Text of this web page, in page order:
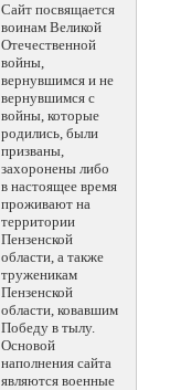
Сайт посвящается
воинам Великой
Отечественной
войны,
вернувшимся и не
вернувшимся с
войны, которые
родились, были
призваны,
захоронены либо
в настоящее время
проживают на
территории
Пензенской
области, а также
труженикам
Пензенской
области, ковавшим
Победу в тылу.
Основой
наполнения сайта
являются военные